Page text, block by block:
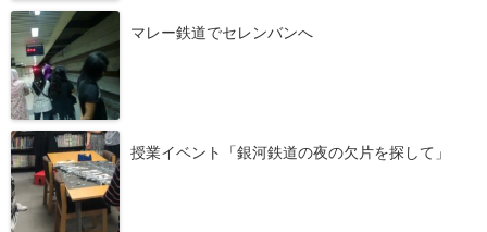
マレー鉄道でセレンバンへ
授業イベント「銀河鉄道の夜の欠片を探して」